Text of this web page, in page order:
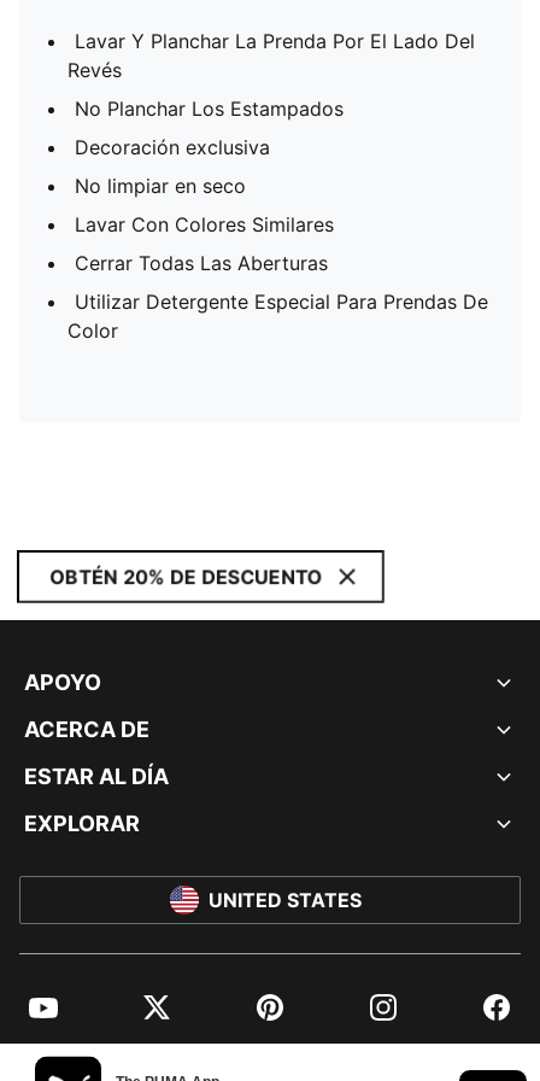
Lavar Y Planchar La Prenda Por El Lado Del
Revés
No Planchar Los Estampados
Decoración exclusiva
No limpiar en seco
Lavar Con Colores Similares
Cerrar Todas Las Aberturas
Utilizar Detergente Especial Para Prendas De
Color
OBTÉN 20% DE DESCUENTO
APOYO
ACERCA DE
ESTAR AL DÍA
EXPLORAR
UNITED STATES
YouTube Twitter Pinterest Instagram
© PUMA NORTH AMERICA, INC.